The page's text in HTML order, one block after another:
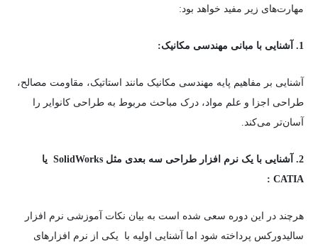
مهارت‌های زیر مفید خواهد بود:
1. آشنایی با مبانی مهندسی مکانیک:
آشنایی بر مفاهیم پایه مهندسی مکانیک مانند استاتیک، مقاومت مصالح،
طراحی اجزا و علم مواد، درک مباحث مربوط به طراحی کانوایر را
آسان‌تر می‌کند.
2. آشنایی با یک نرم افزار طراحی سه بعدی مثل SolidWorks یا
CATIA :
هرچند در این دوره سعی شده است به بیان نکات آموزشی نرم افزار
سالیدورکس پرداخته شود اما آشنایی اولیه با یکی از نرم افزارهای